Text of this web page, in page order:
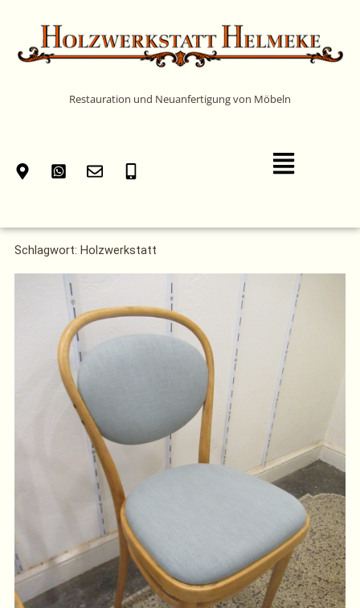
springen
Restauration und Neuanfertigung von Möbeln
Main
Menu
Schlagwort: Holzwerkstatt
Seite